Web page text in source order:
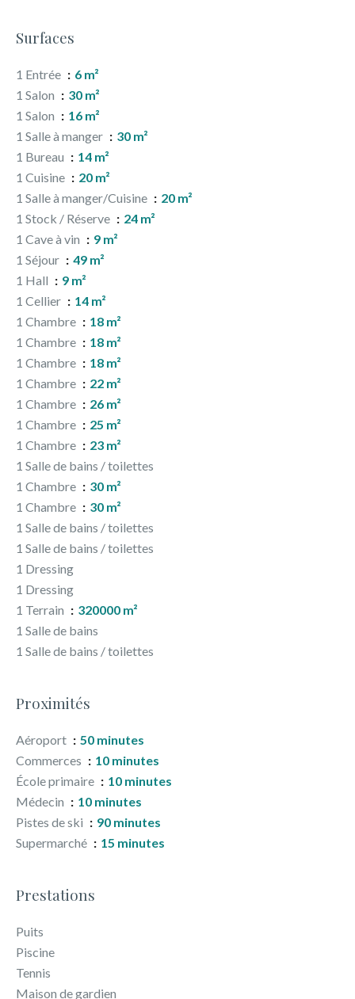
Surfaces
1 Entrée
6 m²
1 Salon
30 m²
1 Salon
16 m²
1 Salle à manger
30 m²
1 Bureau
14 m²
1 Cuisine
20 m²
1 Salle à manger/Cuisine
20 m²
1 Stock / Réserve
24 m²
1 Cave à vin
9 m²
1 Séjour
49 m²
1 Hall
9 m²
1 Cellier
14 m²
1 Chambre
18 m²
1 Chambre
18 m²
1 Chambre
18 m²
1 Chambre
22 m²
1 Chambre
26 m²
1 Chambre
25 m²
1 Chambre
23 m²
1 Salle de bains / toilettes
1 Chambre
30 m²
1 Chambre
30 m²
1 Salle de bains / toilettes
1 Salle de bains / toilettes
1 Dressing
1 Dressing
1 Terrain
320000 m²
1 Salle de bains
1 Salle de bains / toilettes
Proximités
Aéroport
50 minutes
Commerces
10 minutes
École primaire
10 minutes
Médecin
10 minutes
Pistes de ski
90 minutes
Supermarché
15 minutes
Prestations
Puits
Piscine
Tennis
Maison de gardien